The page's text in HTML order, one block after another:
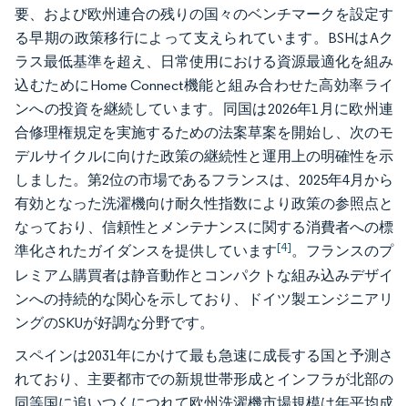
要、および欧州連合の残りの国々のベンチマークを設定す
る早期の政策移行によって支えられています。BSHはAク
ラス最低基準を超え、日常使用における資源最適化を組み
込むためにHome Connect機能と組み合わせた高効率ライ
ンへの投資を継続しています。同国は2026年1月に欧州連
合修理権規定を実施するための法案草案を開始し、次のモ
デルサイクルに向けた政策の継続性と運用上の明確性を示
しました。第2位の市場であるフランスは、2025年4月から
有効となった洗濯機向け耐久性指数により政策の参照点と
なっており、信頼性とメンテナンスに関する消費者への標
準化されたガイダンスを提供しています[4]。フランスのプ
レミアム購買者は静音動作とコンパクトな組み込みデザイ
ンへの持続的な関心を示しており、ドイツ製エンジニアリ
ングのSKUが好調な分野です。
スペインは2031年にかけて最も急速に成長する国と予測さ
れており、主要都市での新規世帯形成とインフラが北部の